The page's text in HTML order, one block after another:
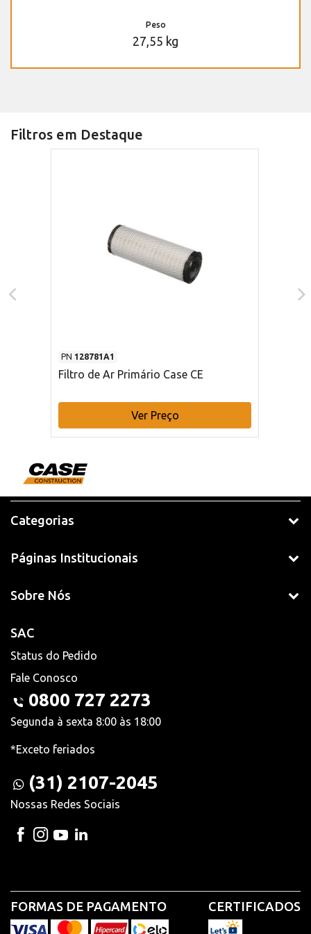
Peso
27,55 kg
Filtros em Destaque
PN 128781A1
Filtro de Ar Primário Case CE
Ver Preço
Categorias
Páginas Institucionais
Sobre Nós
SAC
Status do Pedido
Fale Conosco
0800 727 2273
Segunda à sexta 8:00 às 18:00
*Exceto feriados
(31) 2107-2045
Nossas Redes Sociais
FORMAS DE PAGAMENTO CERTIFICADOS